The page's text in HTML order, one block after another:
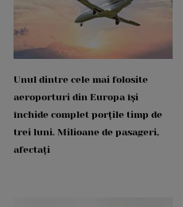
Unul dintre cele mai folosite
aeroporturi din Europa își
închide complet porțile timp de
trei luni. Milioane de pasageri,
afectați